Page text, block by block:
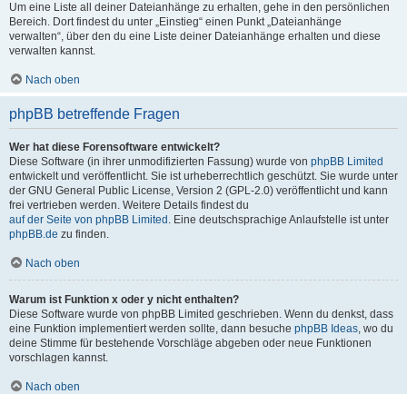
Um eine Liste all deiner Dateianhänge zu erhalten, gehe in den persönlichen
Bereich. Dort findest du unter „Einstieg“ einen Punkt „Dateianhänge
verwalten“, über den du eine Liste deiner Dateianhänge erhalten und diese
verwalten kannst.
Nach oben
phpBB betreffende Fragen
Wer hat diese Forensoftware entwickelt?
Diese Software (in ihrer unmodifizierten Fassung) wurde von phpBB Limited
entwickelt und veröffentlicht. Sie ist urheberrechtlich geschützt. Sie wurde unter
der GNU General Public License, Version 2 (GPL-2.0) veröffentlicht und kann
frei vertrieben werden. Weitere Details findest du
auf der Seite von phpBB Limited . Eine deutschsprachige Anlaufstelle ist unter
phpBB.de zu finden.
Nach oben
Warum ist Funktion x oder y nicht enthalten?
Diese Software wurde von phpBB Limited geschrieben. Wenn du denkst, dass
eine Funktion implementiert werden sollte, dann besuche phpBB Ideas, wo du
deine Stimme für bestehende Vorschläge abgeben oder neue Funktionen
vorschlagen kannst.
Nach oben